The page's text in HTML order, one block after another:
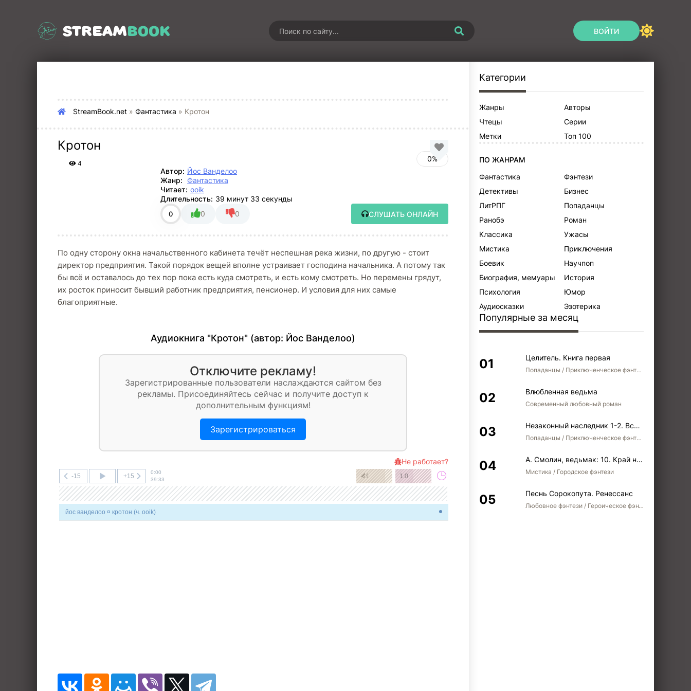
STREAMBOOK ВОЙТИ
StreamBook.net » Фантастика » Кротон
Кротон
4
0%
Автор: Йос Ванделоо
Жанр:
Фантастика
Читает: ooik
Длительность: 39 минут 33 секунды
0 0 0 СЛУШАТЬ ОНЛАЙН
По одну сторону окна начальственного кабинета течёт неспешная река жизни, по другую - стоит
директор предприятия. Такой порядок вещей вполне устраивает господина начальника. А потому так
бы всё и оставалось до тех пор пока есть куда смотреть, и есть кому смотреть. Но перемены грядут,
их росток приносит бывший работник предприятия, пенсионер. И условия для них самые
благоприятные.
Аудиокнига "Кротон" (автор: Йос Ванделоо)
Отключите рекламу!
Зарегистрированные пользователи наслаждаются сайтом без
рекламы. Присоединяйтесь сейчас и получите доступ к
дополнительным функциям!
Зарегистрироваться
-15 +15
0:00
39:33
1.0
йос ванделоо ¤ кротон (ч. ooik)
Не работает?
Категории
Жанры
Авторы
Чтецы
Серии
Метки
Топ 100
ПО ЖАНРАМ
Фантастика
Фэнтези
Детективы
Бизнес
ЛитРПГ
Попаданцы
Ранобэ
Роман
Классика
Ужасы
Мистика
Приключения
Боевик
Научпоп
Биография, мемуары
История
Психология
Юмор
Аудиосказки
Эзотерика
Популярные за месяц
Целитель. Книга первая
Попаданцы / Приключенческое фэнтези / Боевое фэнтези
Влюбленная ведьма
Современный любовный роман
Незаконный наследник 1-2. Вспомнить, кем был. Стать собой. Остаться собой
Попаданцы / Приключенческое фэнтези / Боевое фэнтези / Юмористическое фэнтези
А. Смолин, ведьмак: 10. Край неба
Мистика / Городское фэнтези
Песнь Сорокопута. Ренессанс
Любовное фэнтези / Героическое фэнтези